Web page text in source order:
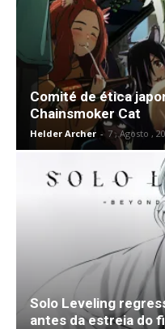
Comité de ética
Chainsmoker Cat
Helder Archer - 7 , Agosto ,
Solo Leveling
antes da estreia do